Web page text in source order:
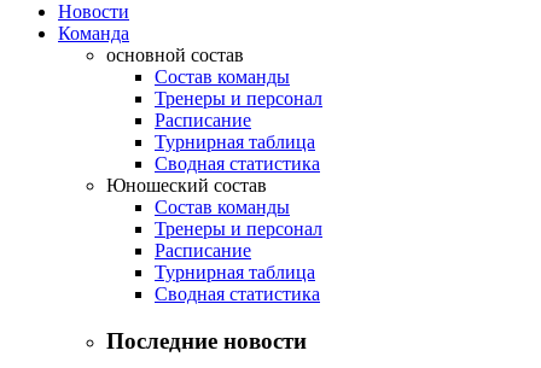
Новости
Команда
основной состав
Состав команды
Тренеры и персонал
Расписание
Турнирная таблица
Сводная статистика
Юношеский состав
Состав команды
Тренеры и персонал
Расписание
Турнирная таблица
Сводная статистика
Последние новости